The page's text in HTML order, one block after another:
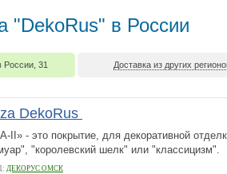
"DekoRus" в России
России, 31 Доставка из других
DekoRus
II» - это покрытие, для декоративной
"королевский шелк" или "классицизм".
ДЕКОРУС ОМСК